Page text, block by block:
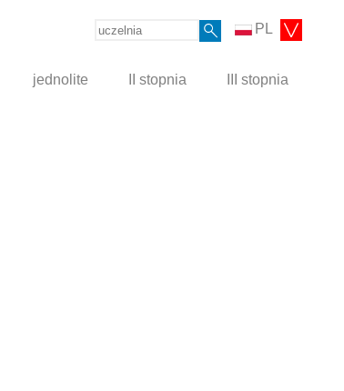
PL
jednolite II stopnia III stopnia